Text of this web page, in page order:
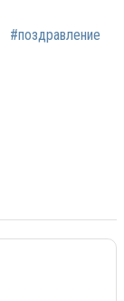
#поздравление